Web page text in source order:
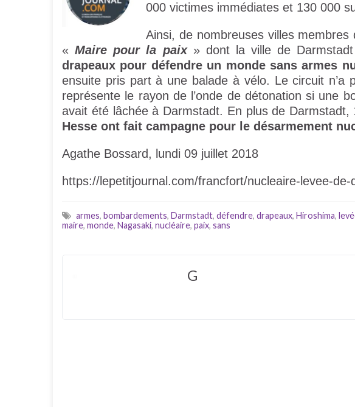
000 victimes immédiates et 130 000
Ainsi, de nombreuses villes membres
«Maire pour la paix » dont la ville de
drapeaux pour défendre un monde sans armes
ensuite pris part à une balade à vélo. Le circuit n’a
représente le rayon de l’onde de détonation si une
avait été lâchée à Darmstadt. En plus de Darmstadt,
Hesse ont fait campagne pour le désarmement
Agathe Bossard, lundi 09 juillet 2018
https://lepetitjournal.com/francfort/nucleaire-levee-de-
armes, bombardements, Darmstadt, défendre, drapeaux, Hiroshima,
maire, monde, Nagasaki, nucléaire, paix, sans
G